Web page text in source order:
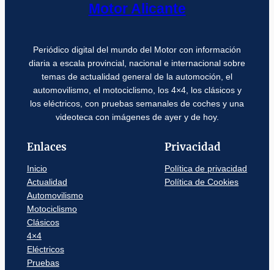
Motor Alicante
Periódico digital del mundo del Motor con información
diaria a escala provincial, nacional e internacional sobre
temas de actualidad general de la automoción, el
automovilismo, el motociclismo, los 4×4, los clásicos y
los eléctricos, con pruebas semanales de coches y una
videoteca con imágenes de ayer y de hoy.
Enlaces
Inicio
Actualidad
Automovilismo
Motociclismo
Clásicos
4×4
Eléctricos
Pruebas
Privacidad
Política de privacidad
Política de Cookies